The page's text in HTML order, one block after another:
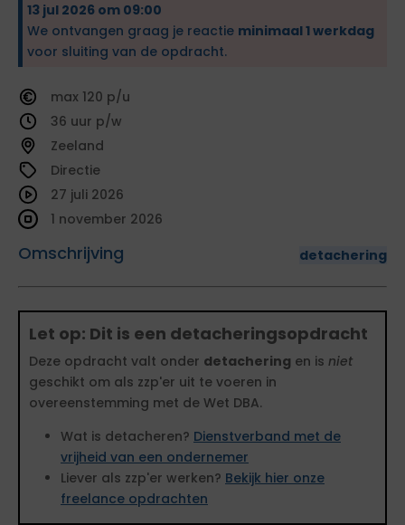
13 jul 2026 om 09:00
We ontvangen graag je reactie minimaal 1 werkdag
voor sluiting van de opdracht.
120
36
Zeeland
Directie
Omschrijving detachering
27 juli 2026
1 november 2026
Let op: Dit is een detacheringsopdracht
Deze opdracht valt onder detachering en is niet
geschikt om als zzp'er uit te voeren in
overeenstemming met de Wet DBA.
Wat is detacheren? Dienstverband met de
vrijheid van een ondernemer
Liever als zzp'er werken? Bekijk hier onze
freelance opdrachten